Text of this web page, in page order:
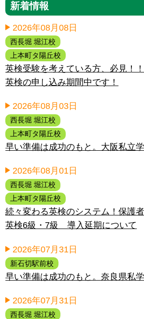
新着情報
2026年08月08日
西長堀 堀江校
上本町タ陽丘校
英検受験を考えている方、必見！
英検の申し込み期間中です！
2026年08月03日
西長堀 堀江校
上本町タ陽丘校
早い準備は成功のもと。大阪私立
2026年08月01日
西長堀 堀江校
上本町タ陽丘校
続々変わる英検のシステム！保護
英検6級・7級 導入延期について
2026年07月31日
新石切駅前校
早い準備は成功のもと。奈良県私
2026年07月31日
西長堀 堀江校